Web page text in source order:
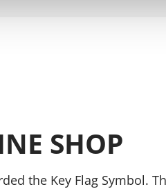
SHOP
the Key Flag Symbol.